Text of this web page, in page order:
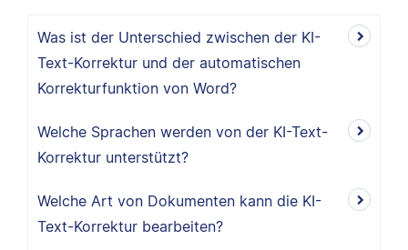
Was ist der Unterschied zwischen der KI-
Text-Korrektur und der automatischen
Korrekturfunktion von Word?
Welche Sprachen werden von der KI-Text-
Korrektur unterstützt?
Welche Art von Dokumenten kann die KI-
Text-Korrektur bearbeiten?